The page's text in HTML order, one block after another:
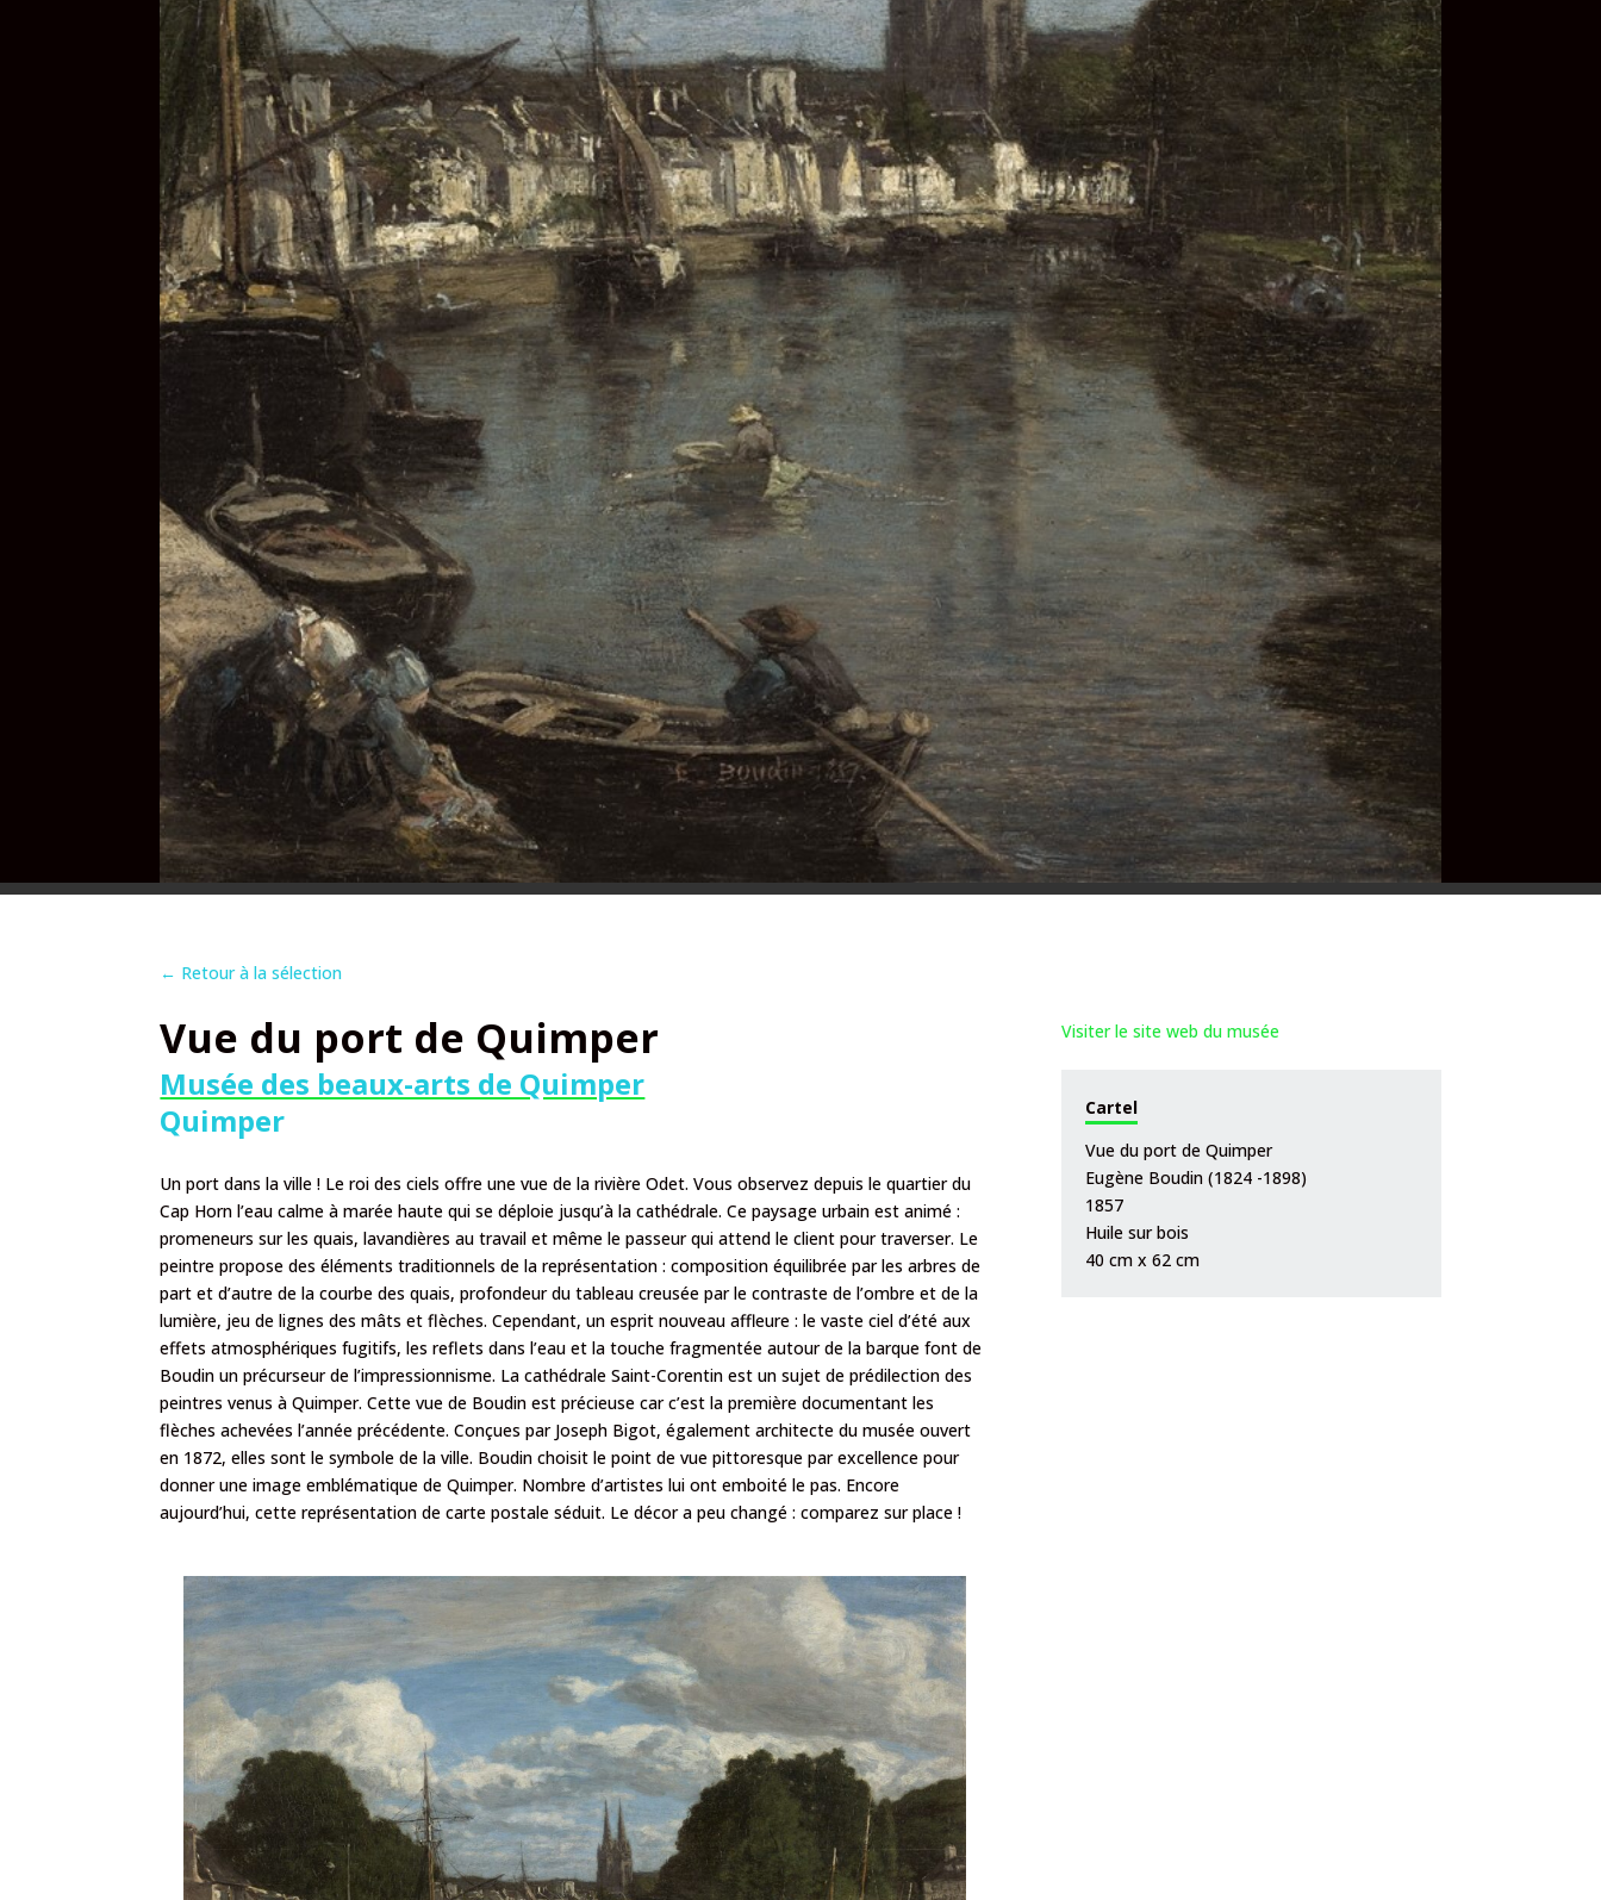
← Retour à la sélection
Vue du port de Quimper Visiter le site web du musée
Musée des beaux-arts de Quimper
Quimper
Un port dans la ville ! Le roi des ciels offre une vue de la rivière Odet. Vous observez depuis le quartier du
Cap Horn l’eau calme à marée haute qui se déploie jusqu’à la cathédrale. Ce paysage urbain est animé :
promeneurs sur les quais, lavandières au travail et même le passeur qui attend le client pour traverser. Le
peintre propose des éléments traditionnels de la représentation : composition équilibrée par les arbres de
part et d’autre de la courbe des quais, profondeur du tableau creusée par le contraste de l’ombre et de la
lumière, jeu de lignes des mâts et flèches. Cependant, un esprit nouveau affleure : le vaste ciel d’été aux
effets atmosphériques fugitifs, les reflets dans l’eau et la touche fragmentée autour de la barque font de
Boudin un précurseur de l’impressionnisme. La cathédrale Saint-Corentin est un sujet de prédilection des
peintres venus à Quimper. Cette vue de Boudin est précieuse car c’est la première documentant les
flèches achevées l’année précédente. Conçues par Joseph Bigot, également architecte du musée ouvert
en 1872, elles sont le symbole de la ville. Boudin choisit le point de vue pittoresque par excellence pour
donner une image emblématique de Quimper. Nombre d’artistes lui ont emboité le pas. Encore
aujourd’hui, cette représentation de carte postale séduit. Le décor a peu changé : comparez sur place !
Cartel
Vue du port de Quimper
Eugène Boudin (1824 -1898)
1857
Huile sur bois
40 cm x 62 cm